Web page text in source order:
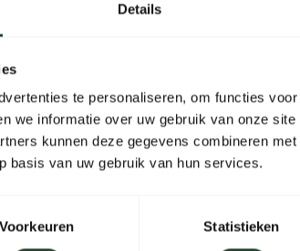
Details
te personaliseren, om functies
we informatie over uw gebruik van onze
kunnen deze gegevens combineren
basis van uw gebruik van hun services.
Voorkeuren Statistieken
FireGrill